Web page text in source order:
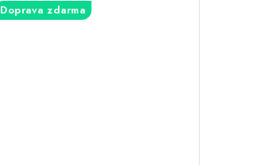
Doprava zdarma